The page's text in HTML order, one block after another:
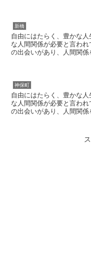
新橋
自由にはたらく、豊かな
な人間関係が必要と言わ
の出会いがあり、人間関
神保町
自由にはたらく、豊かな
な人間関係が必要と言わ
の出会いがあり、人間関